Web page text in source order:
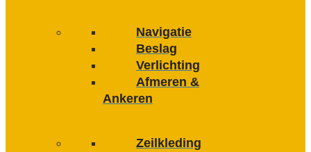
Navigatie
Beslag
Verlichting
Afmeren &
Ankeren
Zeilkleding